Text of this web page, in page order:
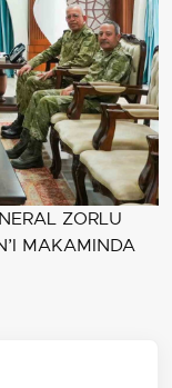
ZORLU
MAKAMINDA